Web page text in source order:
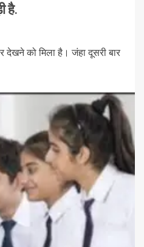
है.
देखने को मिला है। जंहा दूसरी बार